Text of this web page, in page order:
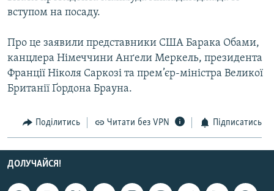
Усі сайти RFE/RL
вступом на посаду.
Про це заявили представники США Барака Обами,
канцлера Німеччини Анґели Меркель, президента
Франції Ніколя Саркозі та прем’єр-міністра Великої
Британії Ґордона Брауна.
Поділитись Читати без VPN Підписатись
ДОЛУЧАЙСЯ!